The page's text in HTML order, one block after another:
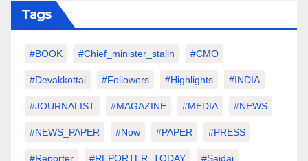
Tags
#BOOK #chief_minister_stalin #CMO
#devakkottai #followers #highlights #INDIA
#JOURNALIST #MAGAZINE #MEDIA #NEWS
#NEWS_PAPER #Now #PAPER #PRESS
#Reporter #REPORTER_TODAY #saidai